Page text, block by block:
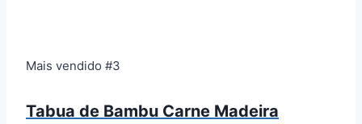
Mais vendido #3
Tabua de Bambu Carne Madeira